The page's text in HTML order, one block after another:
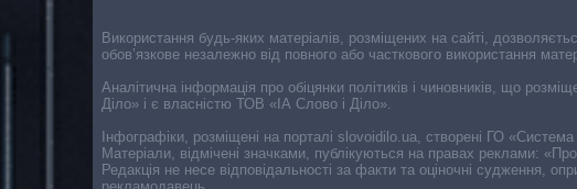
Використання будь-яких матеріалів, розміщених на сайті,
обов’язкове незалежно від повного або часткового використання
Аналітична інформація про обіцянки політиків і чиновників, що
Діло» і є власністю ТОВ «ІА Слово і Діло».
Інфографіки, розміщені на порталі slovoidilo.ua, створені ГО
Матеріали, відмічені значками, публікуються на правах реклами:
Редакція не несе відповідальності за факти та оціночні судження,